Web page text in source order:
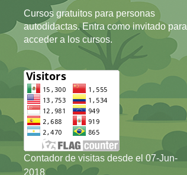
Cursos gratuitos para personas
autodidactas. Entra como invitado para
acceder a los cursos.
Contador de visitas desde el 07-Jun-
2018